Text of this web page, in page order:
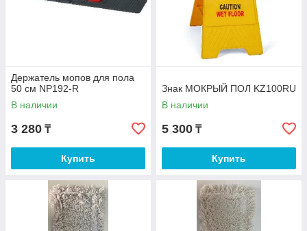
Держатель мопов для пола
50 см NP192-R
В наличии
3 280 ₸
Купить
Знак МОКРЫЙ ПОЛ KZ100RU
В наличии
5 300 ₸
Купить